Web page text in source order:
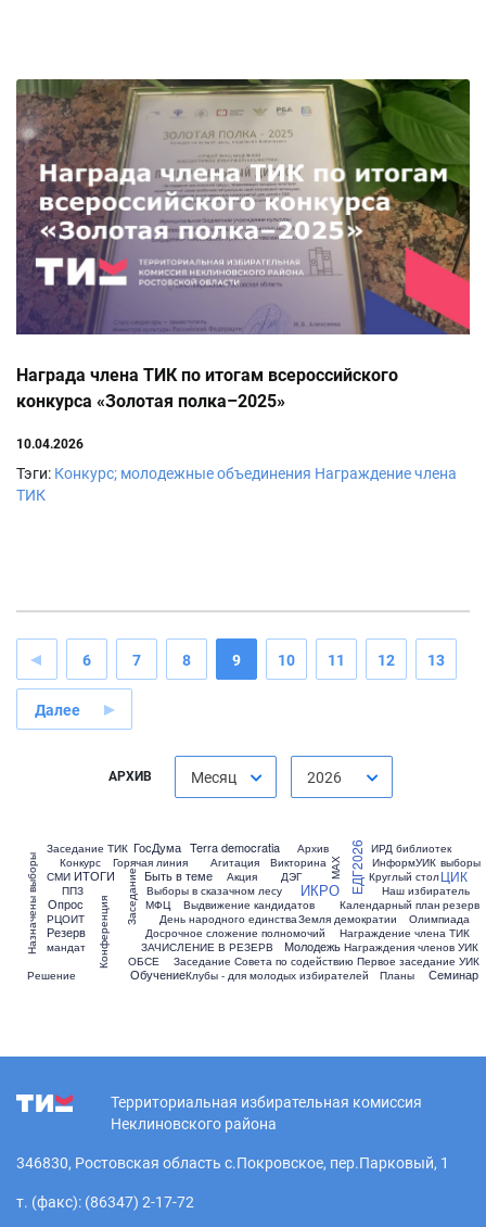
Награда члена ТИК по итогам всероссийского
конкурса «Золотая полка–2025»
10.04.2026
Тэги: Конкурс; молодежные объединения Награждение члена
ТИК
6 7 8 9 10 11 12 13
Далее
АРХИВ Месяц 2026
Terra democratia
Агитация
Акция
Архив
Быть в теме
Викторина
Выборы в сказачном лесу
Выдвижение кандидатов
Горячая линия
ГосДума
ДЭГ
День народного единства
Досрочное сложение полномочий
ЕДГ2026
ЗАЧИСЛЕНИЕ В РЕЗЕРВ
Заседание
Заседание Совета по содействию
Заседание ТИК
Земля демократии
ИКРО
ИРД библиотек
ИТОГИ
ИнформУИК
Календарный план
Клубы - для молодых избирателей
Конкурс
Конференция
Круглый стол
МАХ
МФЦ
Молодежь
Награждение члена ТИК
Награждения членов УИК
Назначены выборы Наш избиратель
ОБСЕ
Обучение
Олимпиада
Опрос
ППЗ
Первое заседание УИК
Планы
РЦОИТ
Резерв
Решение
СМИ
Семинар
ЦИК
выборы
мандат
резерв
Территориальная избирательная комиссия
Неклиновского района
346830, Ростовская область с.Покровское, пер.Парковый, 1
т. (факс): (86347) 2-17-72